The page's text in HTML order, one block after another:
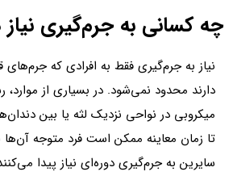
چه کسانی به جرم‌گیری نیاز
نیاز به جرم‌گیری فقط به افرادی که
دارند محدود نمی‌شود. در بسیاری از
میکروبی در نواحی نزدیک لثه یا بین
تا زمان معاینه ممکن است فرد متوجه آن‌ها
سایرین به جرم‌گیری دوره‌ای نیاز پیدا